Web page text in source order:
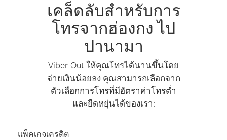
เคล็ดลับสำหรับการ
โทรจากฮ่องกง ไป
ปานามา
Viber Out ให้คุณโทรได้นานขึ้นโดย
จ่ายเงินน้อยลง คุณสามารถเลือกจาก
ตัวเลือกการโทรที่มีอัตราค่าโทรต่ำ
และยืดหยุ่นได้ของเรา:
แพ็คเกจเครดิต